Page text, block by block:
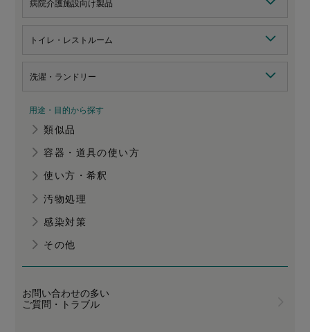
病院介護施設向け製品
トイレ・レストルーム
洗濯・ランドリー
用途・目的から探す
類似品
容器・道具の使い方
使い方・希釈
汚物処理
感染対策
その他
お問い合わせの多い
ご質問・トラブル